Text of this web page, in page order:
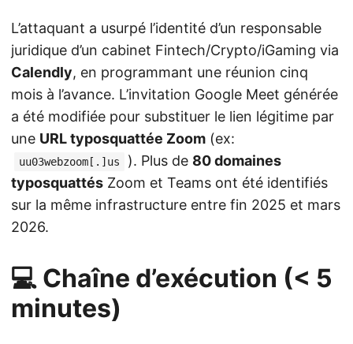
L’attaquant a usurpé l’identité d’un responsable
juridique d’un cabinet Fintech/Crypto/iGaming via
Calendly, en programmant une réunion cinq
mois à l’avance. L’invitation Google Meet générée
a été modifiée pour substituer le lien légitime par
une URL typosquattée Zoom (ex:
uu03webzoom[.]us ). Plus de 80 domaines
typosquattés Zoom et Teams ont été identifiés
sur la même infrastructure entre fin 2025 et mars
2026.
💻 Chaîne d’exécution (< 5
minutes)